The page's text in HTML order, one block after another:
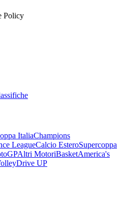
Policy
ItaliaChampions
LeagueCalcio EsteroSupercoppa
Altri MotoriBasketAmerica's
Drive UP